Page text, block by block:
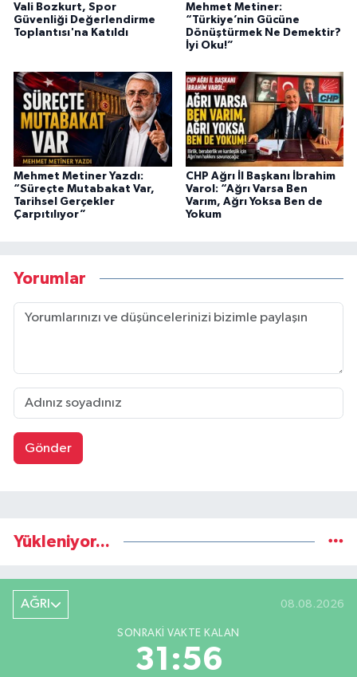
Vali Bozkurt, Spor
Güvenliği Değerlendirme
Toplantısı'na Katıldı
Mehmet Metiner:
“Türkiye’nin Gücüne
Dönüştürmek Ne Demektir?
İyi Oku!”
Mehmet Metiner Yazdı:
“Süreçte Mutabakat Var,
Tarihsel Gerçekler
Çarpıtılıyor”
CHP Ağrı İl Başkanı İbrahim
Varol: “Ağrı Varsa Ben
Varım, Ağrı Yoksa Ben de
Yokum
Yorumlar
Gönder
Yükleniyor...
AĞRI 08.08.2026
SONRAKI VAKTE KALAN
31:55